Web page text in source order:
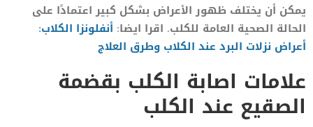
يمكن أن يختلف ظهور الأعراض بشكل كبير اعتمادًا على
الحالة الصحية العامة للكلب. اقرا ايضا: أنفلونزا الكلاب:
أعراض نزلات البرد عند الكلاب وطرق العلاج
علامات اصابة الكلب بقضمة
الصقيع عند الكلب